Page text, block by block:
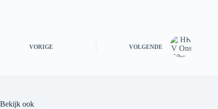
VORIGE VOLGENDE
Bekijk ook